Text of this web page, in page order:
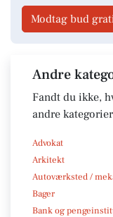
Modtag bud
Andre
Fandt du ikke,
andre
Advokat
Arkitekt
Autoværksted /
Bager
Bank og